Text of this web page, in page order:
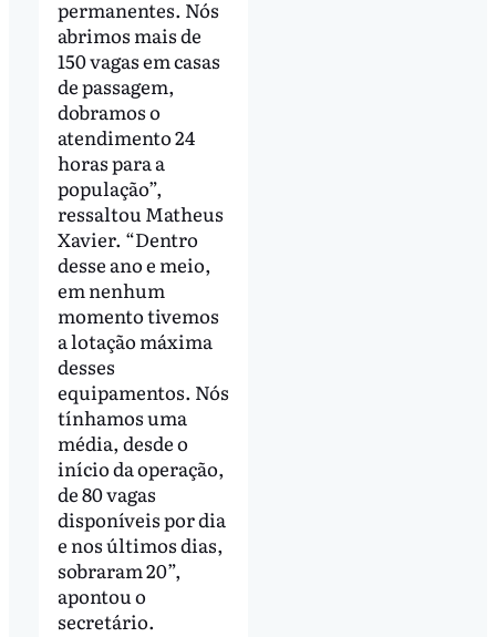
permanentes. Nós
abrimos mais de
150 vagas em casas
de passagem,
dobramos o
atendimento 24
horas para a
população”,
ressaltou Matheus
Xavier. “Dentro
desse ano e meio,
em nenhum
momento tivemos
a lotação máxima
desses
equipamentos. Nós
tínhamos uma
média, desde o
início da operação,
de 80 vagas
disponíveis por dia
e nos últimos dias,
sobraram 20”,
apontou o
secretário.